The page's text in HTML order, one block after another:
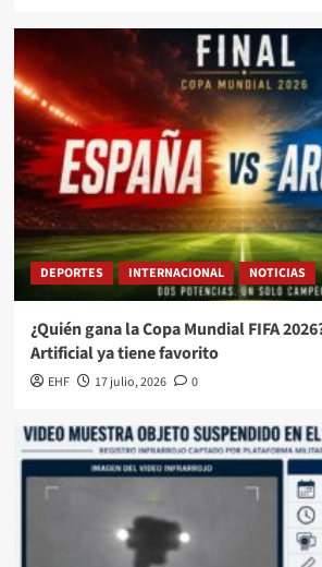
DEPORTES INTERNACIONAL NOTICIAS
¿Quién gana la Copa Mundial FIFA
Artificial ya tiene favorito
EHF 17 julio, 2026 0